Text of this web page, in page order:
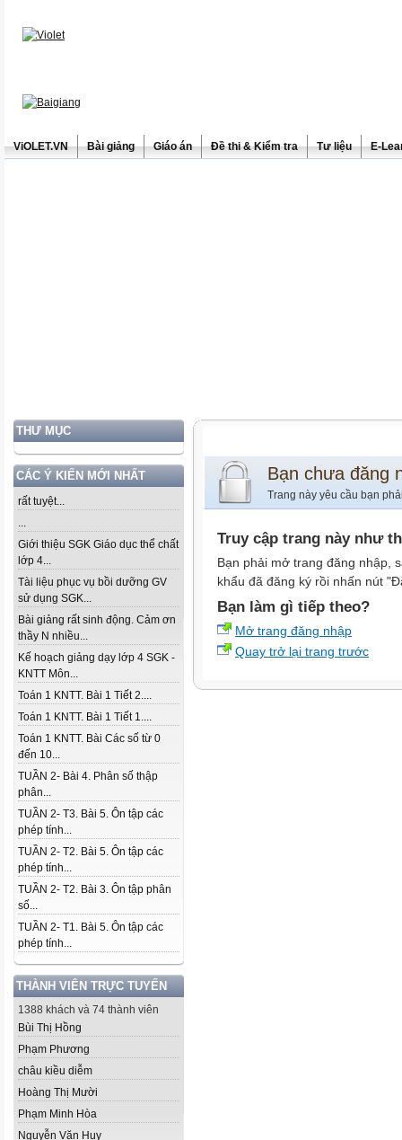
ViOLET.VN Bài giảng Giáo án Đề thi & Kiểm tra Tư liệu E-
THƯ MỤC
CÁC Ý KIẾN MỚI NHẤT
rất tuyệt...
...
Giới thiệu SGK Giáo dục thể chất
lớp 4...
Tài liệu phục vụ bồi dưỡng GV
sử dụng SGK...
Bài giảng rất sinh động. Cảm ơn
thầy N nhiều...
Kế hoạch giảng dạy lớp 4 SGK -
KNTT Môn...
Toán 1 KNTT. Bài 1 Tiết 2....
Toán 1 KNTT. Bài 1 Tiết 1....
Toán 1 KNTT. Bài Các số từ 0
đến 10...
TUẦN 2- Bài 4. Phân số thập
phân...
TUẦN 2- T3. Bài 5. Ôn tập các
phép tính...
TUẦN 2- T2. Bài 5. Ôn tập các
phép tính...
TUẦN 2- T2. Bài 3. Ôn tập phân
số...
TUẦN 2- T1. Bài 5. Ôn tập các
phép tính...
THÀNH VIÊN TRỰC TUYẾN
1388 khách và 74 thành viên
Bùi Thị Hồng
Phạm Phương
châu kiều diễm
Hoàng Thị Mười
Phạm Minh Hòa
Nguyễn Văn Huy
Bạn chưa đăng
Trang này yêu cầu bạn
Truy cập trang này như
Bạn phải mở trang đăng nhập,
khẩu đã đăng ký rồi nhấn nút
Bạn làm gì tiếp theo?
Mở trang đăng nhập
Quay trở lại trang trước